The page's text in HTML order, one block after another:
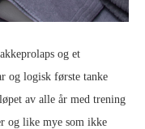
og et
og logisk første tanke
av alle år med trening
og like mye som ikke